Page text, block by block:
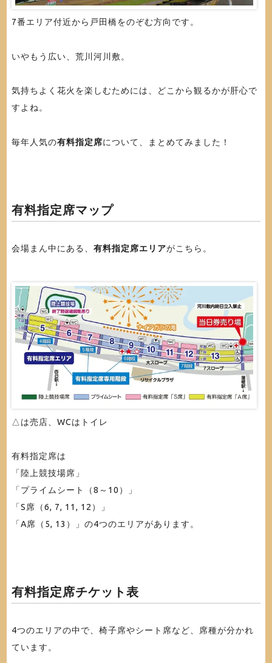
7番エリア付近から戸田橋をのぞむ方向です。
いやもう広い、荒川河川敷。
気持ちよく花火を楽しむためには、どこから観るかが肝心で
すよね。
毎年人気の有料指定席について、まとめてみました！
有料指定席マップ
会場まん中にある、 有料指定席エリアがこちら。
△は売店、WCはトイレ
有料指定席は
「陸上競技場席」
「プライムシート（8～10）」
「S席（6, 7, 11, 12）」
「A席（5, 13）」の4つのエリアがあります。
有料指定席チケット表
4つのエリアの中で、椅子席やシート席など、席種が分かれ
ています。